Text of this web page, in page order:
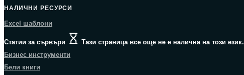
НАЛИЧНИ РЕСУРСИ
Excel шаблони
Статии за сървъри
Тази страница все още не е налична на този език.
Бизнес инструменти
Бели книги